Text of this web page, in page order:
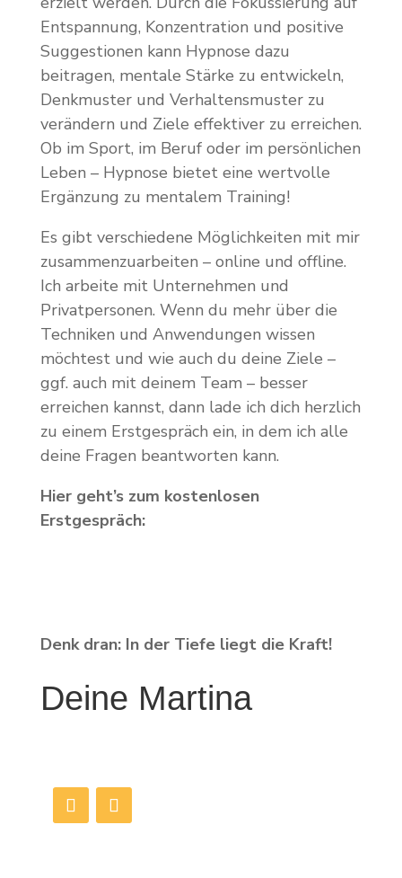
Entspannung, Konzentration und positive
Suggestionen kann Hypnose dazu
beitragen, mentale Stärke zu entwickeln,
Denkmuster und Verhaltensmuster zu
verändern und Ziele effektiver zu erreichen.
Ob im Sport, im Beruf oder im persönlichen
Leben – Hypnose bietet eine wertvolle
Ergänzung zu mentalem Training!
Es gibt verschiedene Möglichkeiten mit mir
zusammenzuarbeiten – online und offline.
Ich arbeite mit Unternehmen und
Privatpersonen. Wenn du mehr über die
Techniken und Anwendungen wissen
möchtest und wie auch du deine Ziele –
ggf. auch mit deinem Team – besser
erreichen kannst, dann lade ich dich herzlich
zu einem Erstgespräch ein, in dem ich alle
deine Fragen beantworten kann.
Hier geht’s zum kostenlosen
Erstgespräch:
Denk dran: In der Tiefe liegt die Kraft!
Deine Martina